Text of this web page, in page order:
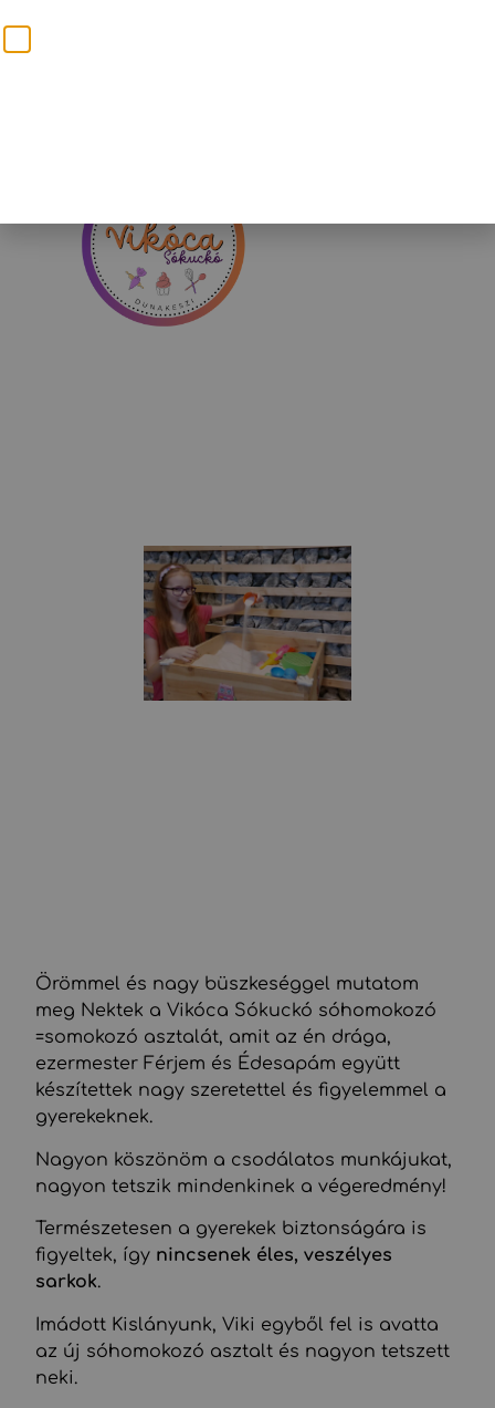
Örömmel és nagy büszkeséggel mutatom
meg Nektek a Vikóca Sókuckó sóhomokozó
=somokozó asztalát, amit az én drága,
ezermester Férjem és Édesapám együtt
készítettek nagy szeretettel és figyelemmel a
gyerekeknek.
Nagyon köszönöm a csodálatos munkájukat,
nagyon tetszik mindenkinek a végeredmény!
Természetesen a gyerekek biztonságára is
figyeltek, így nincsenek éles, veszélyes
sarkok.
Imádott Kislányunk, Viki egyből fel is avatta
az új sóhomokozó asztalt és nagyon tetszett
neki.